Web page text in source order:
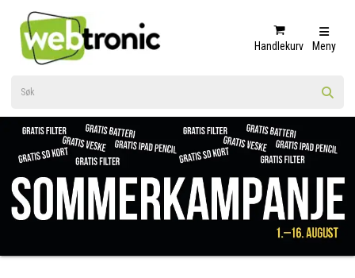
Handlekurv Meny